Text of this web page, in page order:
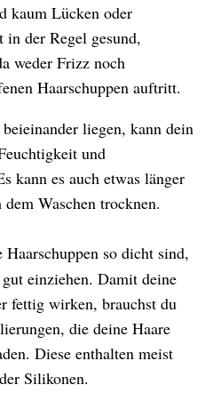
kaum Lücken oder
der Regel gesund,
weder Frizz noch
Haarschuppen auftritt.
liegen, kann dein
und
kann es auch etwas länger
Waschen trocknen.
Haarschuppen so dicht sind,
einziehen. Damit deine
fettig wirken, brauchst du
die deine Haare
Diese enthalten meist
Silikonen.